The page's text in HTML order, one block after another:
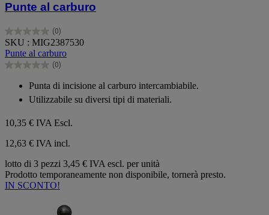
Punte al carburo
(0)
0.0
su
5
stelle.
SKU : MIG2387530
Punte al carburo
(0)
0.0
stelle.
Punta di incisione al carburo intercambiabile.
Utilizzabile su diversi tipi di materiali.
10,35 € IVA Escl.
12,63 € IVA incl.
lotto di 3 pezzi 3,45 € IVA escl. per unità
Prodotto temporaneamente non disponibile, tornerà presto.
IN SCONTO!